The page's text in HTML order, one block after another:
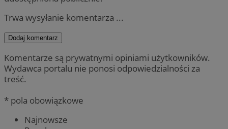
Trwa wysyłanie komentarza ...
Dodaj komentarz
Komentarze są prywatnymi opiniami użytkowników.
Wydawca portalu nie ponosi odpowiedzialności za
treść.
* pola obowiązkowe
Najnowsze